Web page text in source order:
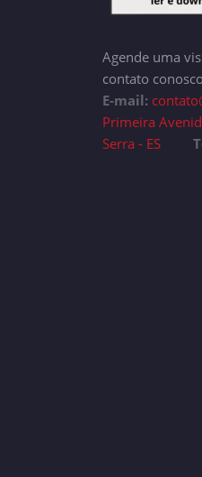
Agende uma
contato
E-mail:
Primeira
Serra - ES